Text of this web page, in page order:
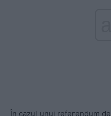
În cazul unui referendum de